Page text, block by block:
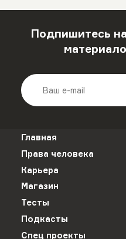
Подпишитесь
Главная
Права человека
Карьера
Магазин
Тесты
Подкасты
Спец проекты